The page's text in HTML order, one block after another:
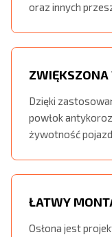
oraz innych
ZWIĘKSZONA
Dzięki
powłok
żywotność
ŁATWY
Osłona jest